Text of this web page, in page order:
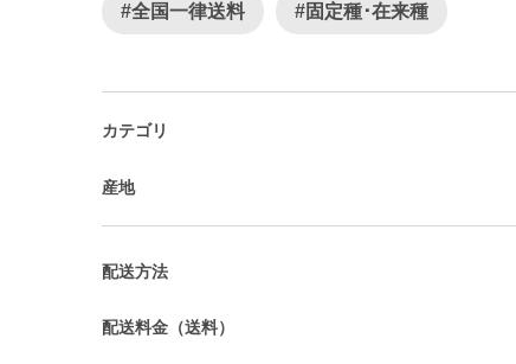
#全国一律送料 #固定種･在来種
カテゴリ
産地
配送方法
配送料金（送料）